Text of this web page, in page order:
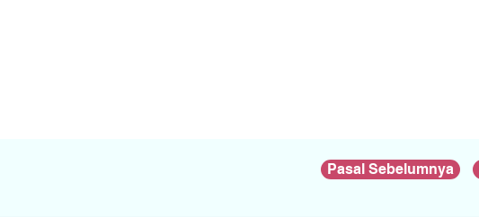
Pasal Sebelumnya